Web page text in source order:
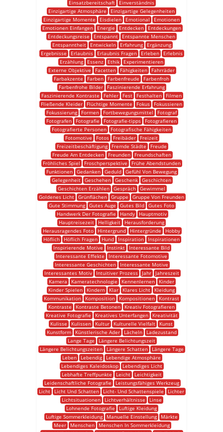
Einsatzbereitschaft
Einverständnis
Einzigartige Atmosphäre
Einzigartige Gelegenheiten
Einzigartige Momente
Eisdielen Emotional
Emotionen
Emotionen Einfangen
Energie Entdecken
Entdeckungen
Entdeckungsreise
Entspannt
Entspannte Menschen
Entspanntheit
Entwickeln Erfahrung
Ergänzung
Ergebnisse
Erlaubnis Erlaubnis Fragen Erleben
Erlebnis
Erzählung
Essenz Ethik
Experimentieren
Externe Objektive
Facetten Fähigkeiten
Fahrräder
Farbakzente
Farben Farbenfreude
Farbenfroh
Farbenfrohe Bilder
Faszinierende Erfahrung
Faszinierende Kontraste
Fehler Fest Festhalten
Filmen
Fließende Kleider
Flüchtige Momente Fokus
Fokussieren
Fokussierung
Formen Fortbewegungsmittel
Fotograf
Fotografen
Fotografie Fotografie-tipps
Fotografieren
Fotografierte Personen
Fotografische Fähigkeiten
Fotomotive
Fotos Freibäder
Freizeit
Freizeitbeschäftigung
Fremde Städte
Freude
Freude Am Entdecken
Freunden
Freundschaften
Fröhliches Spiel
Froschperspektive
Frühe Abendstunden
Funktionen Gedanken Geduld Gefühl Von Bewegung
Gelegenheit Geschehen Geschenk Geschichten
Geschichten Erzählen Gespräch Gewimmel
Goldenes Licht Grünflächen Gruppe
Gruppe Von Freunden
Gute Stimmung Gutes Auge Gutes Bild Gutes Foto
Handwerk Der Fotografie
Handy
Hauptmotiv
Hauptreisezeit
Helligkeit
Herausforderung
Herausragendes Foto
Hintergrund Hintergründe
Hobby
Höflich
Höflich Fragen Hund Inspiration
Inspirationen
Inspirierende Motive
Instinkt
Interessante Bild
Interessante Effekte
Interessante Fotomotive
Interessante Geschichten
Interessante Motive
Interessantes Motiv
Intuitiver Prozess Jahr
Jahreszeit
Kamera
Kameratechnologie Kennenlernen
Kinder
Kinder Spielen
Kindern Klar Klares Licht
Kleidung
Kommunikation
Komposition Kompositionen
Kontrast
Kontraste
Kontraste Betonen
Kreativ Fotografieren
Kreative Fotografie
Kreatives Unterfangen
Kreativität
Kulisse
Kulissen Kultur Kulturelle Vielfalt
Kunst
Kunstform
Künstlerische Ader Lächeln
Ladezustand
Lange Tage
Längere Belichtungszeit
Längere Belichtungszeiten
Längere Schatten
Längere Tage
Leben
Lebendig
Lebendige Atmosphäre
Lebendiges Kaleidoskop
Lebendiges Licht
Lebhafte Treffpunkte
Leicht
Leichtigkeit
Leidenschaftliche Fotografie
Leistungsfähiges Werkzeug
Licht
Licht Und Schatten Licht- Und Schattenspiele
Lichter
Lichtsituationen
Lichtverhältnisse
Linse
Lohnende Fotografie
Luftige Kleidung
Luftige Sommerkleidung
Manuelle Einstellung
Märkte
Meer
Menschen
Menschen In Sommerkleidung